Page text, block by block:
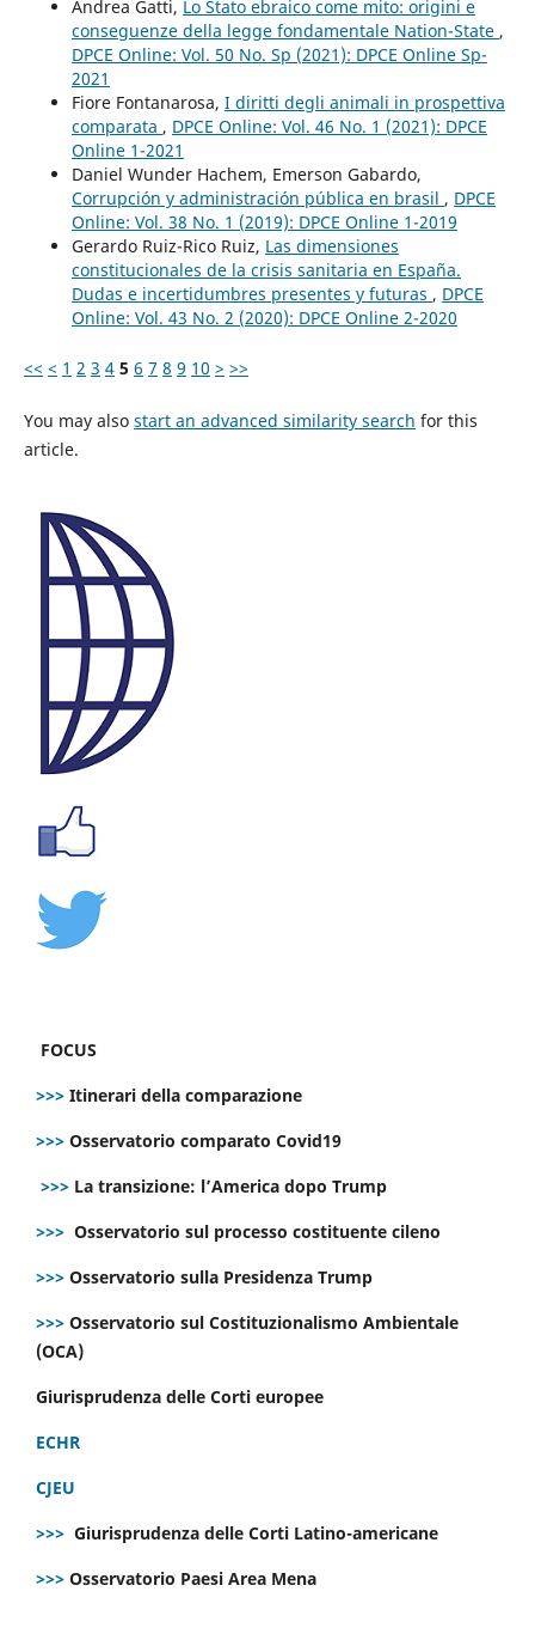
Andrea Gatti, Lo Stato ebraico come mito: origini e
conseguenze della legge fondamentale Nation-State ,
DPCE Online: Vol. 50 No. Sp (2021): DPCE Online Sp-
2021
Fiore Fontanarosa, I diritti degli animali in prospettiva
comparata , DPCE Online: Vol. 46 No. 1 (2021): DPCE
Online 1-2021
Daniel Wunder Hachem, Emerson Gabardo,
Corrupción y administración pública en brasil , DPCE
Online: Vol. 38 No. 1 (2019): DPCE Online 1-2019
Gerardo Ruiz-Rico Ruiz, Las dimensiones
constitucionales de la crisis sanitaria en España.
Dudas e incertidumbres presentes y futuras , DPCE
Online: Vol. 43 No. 2 (2020): DPCE Online 2-2020
<< < 1 2 3 4 5 6 7 8 9 10 > >>
You may also start an advanced similarity search for this
article.
FOCUS
>>> Itinerari della comparazione
>>> Osservatorio comparato Covid19
>>> La transizione: l’America dopo Trump
>>> Osservatorio sul processo costituente cileno
>>> Osservatorio sulla Presidenza Trump
>>> Osservatorio sul Costituzionalismo Ambientale
(OCA)
Giurisprudenza delle Corti europee
ECHR
CJEU
>>> Giurisprudenza delle Corti Latino-americane
>>> Osservatorio Paesi Area Mena